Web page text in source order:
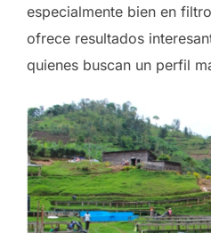
especialmente bien en
ofrece resultados
quienes buscan un perfil